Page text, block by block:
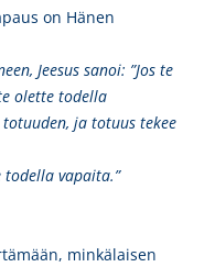
on Hänen
Jeesus sanoi: ”Jos te
olette todella
ja totuus tekee
todella vapaita.”
minkälaisen